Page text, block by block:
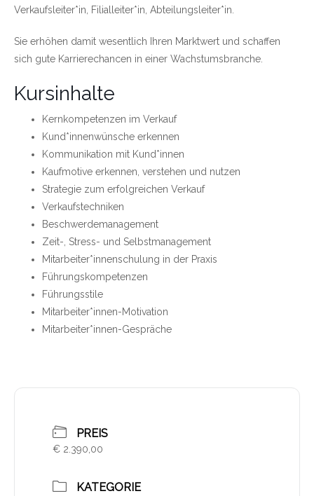
Verkaufsleiter*in, Filialleiter*in, Abteilungsleiter*in.
Sie erhöhen damit wesentlich Ihren Marktwert und schaffen
sich gute Karrierechancen in einer Wachstumsbranche.
Kursinhalte
Kernkompetenzen im Verkauf
Kund*innenwünsche erkennen
Kommunikation mit Kund*innen
Kaufmotive erkennen, verstehen und nutzen
Strategie zum erfolgreichen Verkauf
Verkaufstechniken
Beschwerdemanagement
Zeit-, Stress- und Selbstmanagement
Mitarbeiter*innenschulung in der Praxis
Führungskompetenzen
Führungsstile
Mitarbeiter*innen-Motivation
Mitarbeiter*innen-Gespräche
PREIS
€ 2.390,00
KATEGORIE